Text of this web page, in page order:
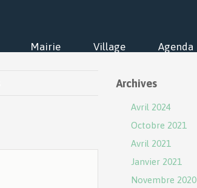
Mairie Village Agenda
Archives
Avril 2024
Octobre 2021
Avril 2021
Janvier 2021
Novembre 2020